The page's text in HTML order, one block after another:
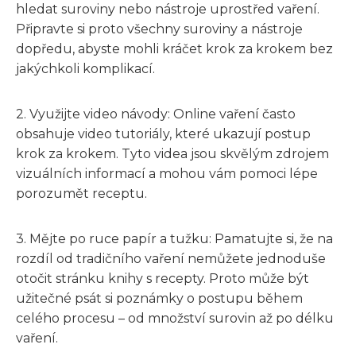
hledat suroviny nebo nástroje uprostřed vaření.
Připravte si proto všechny suroviny a nástroje
dopředu, abyste mohli kráčet krok za krokem bez
jakýchkoli komplikací.
2. Využijte video návody: Online vaření často
obsahuje video tutoriály, které ukazují postup
krok za krokem. Tyto videa jsou skvělým zdrojem
vizuálních informací a mohou vám pomoci lépe
porozumět receptu.
3. Mějte po ruce papír a tužku: Pamatujte si, že na
rozdíl od tradičního vaření nemůžete jednoduše
otočit stránku knihy s recepty. Proto může být
užitečné psát si poznámky o postupu během
celého procesu – od množství surovin až po délku
vaření.